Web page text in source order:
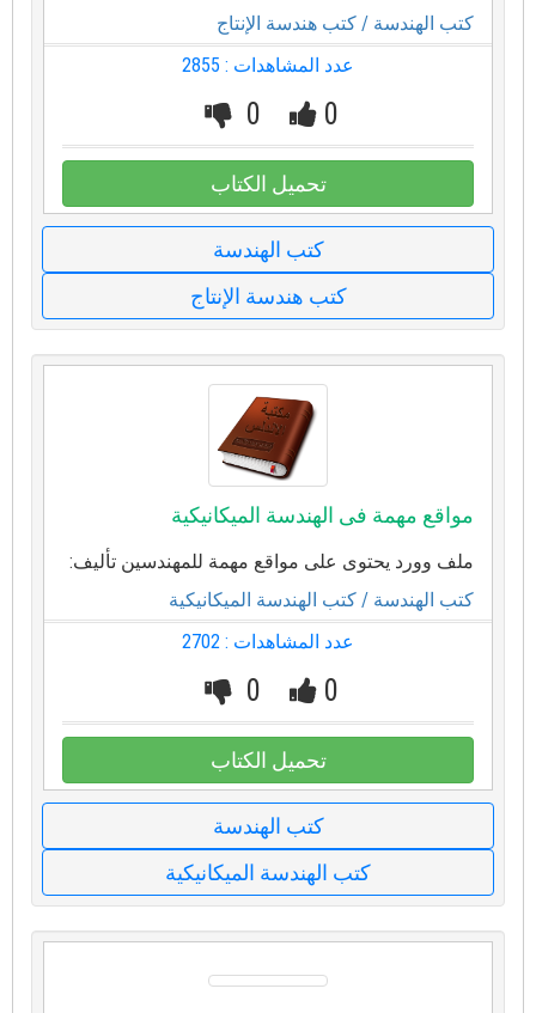
كتب الهندسة / كتب هندسة الإنتاج
عدد المشاهدات : 2855
0
0
تحميل الكتاب
كتب الهندسة
كتب هندسة الإنتاج
مواقع مهمة فى الهندسة الميكانيكية
ملف وورد يحتوى على مواقع مهمة للمهندسين تأليف:
كتب الهندسة / كتب الهندسة الميكانيكية
عدد المشاهدات : 2702
0
0
تحميل الكتاب
كتب الهندسة
كتب الهندسة الميكانيكية